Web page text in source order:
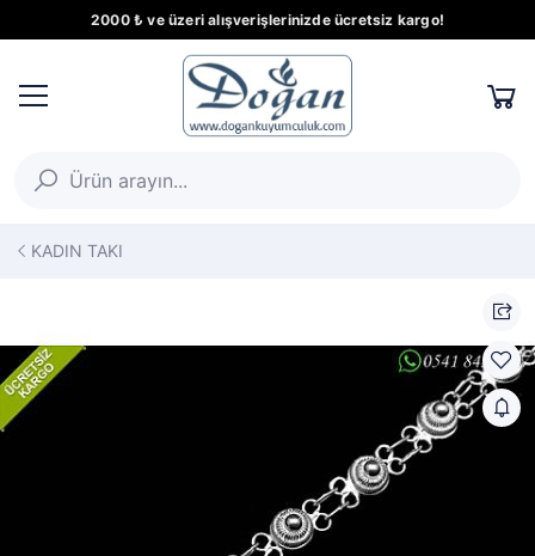
2000 ₺ ve üzeri alışverişlerinizde ücretsiz kargo!
KADIN TAKI